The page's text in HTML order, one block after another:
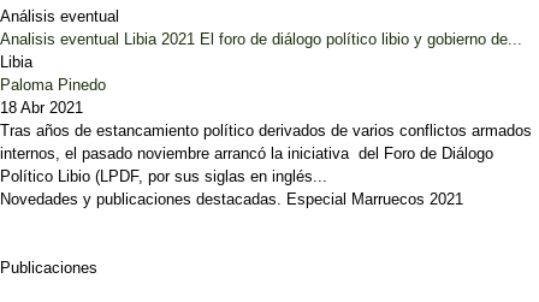
Análisis eventual
Analisis eventual Libia 2021 El foro de diálogo político libio y gobierno de...
Libia
Paloma Pinedo
18 Abr 2021
Tras años de estancamiento político derivados de varios conflictos armados
internos, el pasado noviembre arrancó la iniciativa del Foro de Diálogo
Político Libio (LPDF, por sus siglas en inglés...
Novedades y publicaciones destacadas. Especial Marruecos 2021
Publicaciones